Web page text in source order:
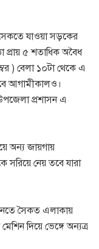
যাওয়া সড়কের
৫ শতাধিক অবৈধ
) বেলা ১০টা থেকে এ
আগামীকালও।
প্রশাসন এ
অন্য জায়গায়
সরিয়ে নেয় তবে যারা
সৈকত এলাকায়
দিয়ে ভেঙ্গে অন্যত্র